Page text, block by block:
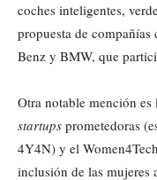
coches inteligentes,
propuesta de compañías
Benz y BMW, que
Otra notable mención
startups prometedoras
4Y4N) y el
inclusión de las mujeres